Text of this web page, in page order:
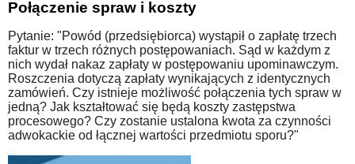
Połączenie spraw i koszty
Pytanie: "Powód (przedsiębiorca) wystąpił o zapłatę trzech
faktur w trzech różnych postępowaniach. Sąd w każdym z
nich wydał nakaz zapłaty w postępowaniu upominawczym.
Roszczenia dotyczą zapłaty wynikających z identycznych
zamówień. Czy istnieje możliwość połączenia tych spraw w
jedną? Jak kształtować się będą koszty zastępstwa
procesowego? Czy zostanie ustalona kwota za czynności
adwokackie od łącznej wartości przedmiotu sporu?"